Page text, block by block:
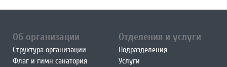
Об организации
Структура организации
Флаг и гимн санатория
Отделения и услуги
Подразделения
Услуги